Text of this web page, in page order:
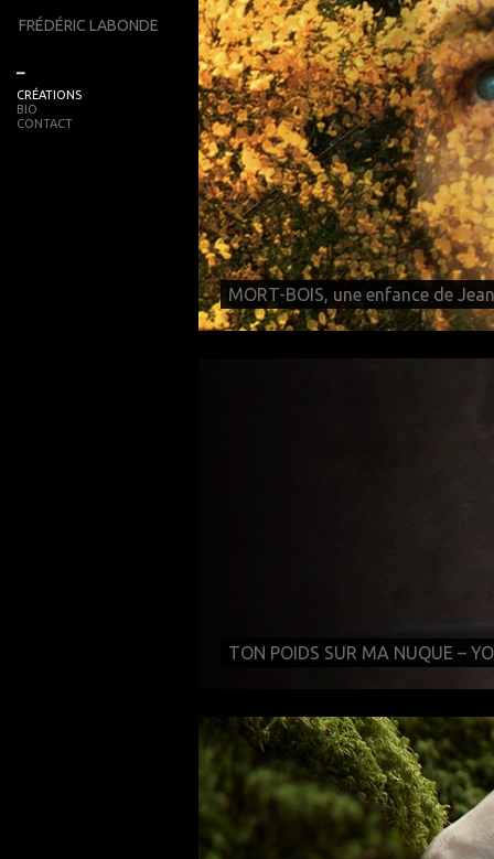
FRÉDÉRIC LABONDE
CRÉATIONS
BIO
CONTACT
MORT-BOIS, une enfance de
TON POIDS SUR MA NUQUE –